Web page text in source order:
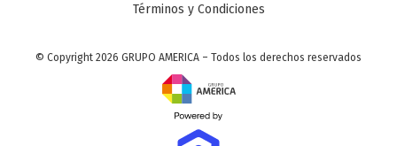
Términos y Condiciones
© Copyright 2026 GRUPO AMERICA – Todos los derechos reservados